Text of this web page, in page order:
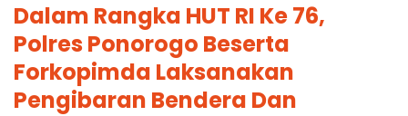
Dalam Rangka HUT RI Ke 76,
Polres Ponorogo Beserta
Forkopimda Laksanakan
Pengibaran Bendera Dan